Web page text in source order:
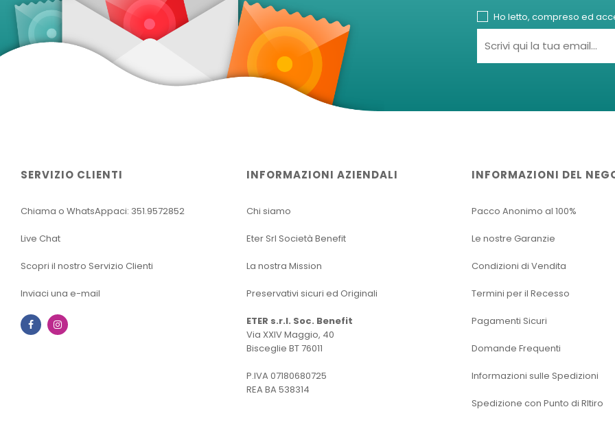
Ho letto, compreso ed
SERVIZIO CLIENTI
Chiama o WhatsAppaci: 351.9572852
Live Chat
Scopri il nostro Servizio Clienti
Inviaci una e-mail
Facebook
INFORMAZIONI AZIENDALI
Chi siamo
Eter Srl Società Benefit
La nostra Mission
Preservativi sicuri ed Originali
ETER s.r.l. Soc. Benefit
Via XXIV Maggio, 40
Bisceglie BT 76011
P.IVA 07180680725
REA BA 538314
INFORMAZIONI DEL
Pacco Anonimo al 100%
Le nostre Garanzie
Condizioni di Vendita
Termini per il Recesso
Pagamenti Sicuri
Domande Frequenti
Informazioni sulle Spedizioni
Spedizione con Punto di RItiro